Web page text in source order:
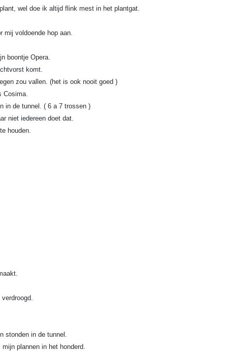
wel doe ik altijd flink mest in het plantgat.
mij voldoende hop aan.
boontje Opera.
komt.
zou vallen. (het is ook nooit goed )
Cosima.
in de tunnel. ( 6 a 7 trossen )
niet iedereen doet dat.
houden.
stonden in de tunnel.
plannen in het honderd.